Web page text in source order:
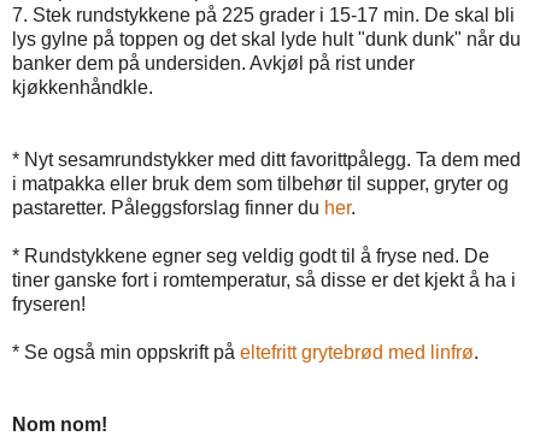
7. Stek rundstykkene på 225 grader i 15-17 min. De skal bli
lys gylne på toppen og det skal lyde hult "dunk dunk" når du
banker dem på undersiden. Avkjøl på rist under
kjøkkenhåndkle.
* Nyt sesamrundstykker med ditt favorittpålegg. Ta dem med
i matpakka eller bruk dem som tilbehør til supper, gryter og
pastaretter. Påleggsforslag finner du her.
* Rundstykkene egner seg veldig godt til å fryse ned. De
tiner ganske fort i romtemperatur, så disse er det kjekt å ha i
fryseren!
* Se også min oppskrift på eltefritt grytebrød med linfrø.
Nom nom!